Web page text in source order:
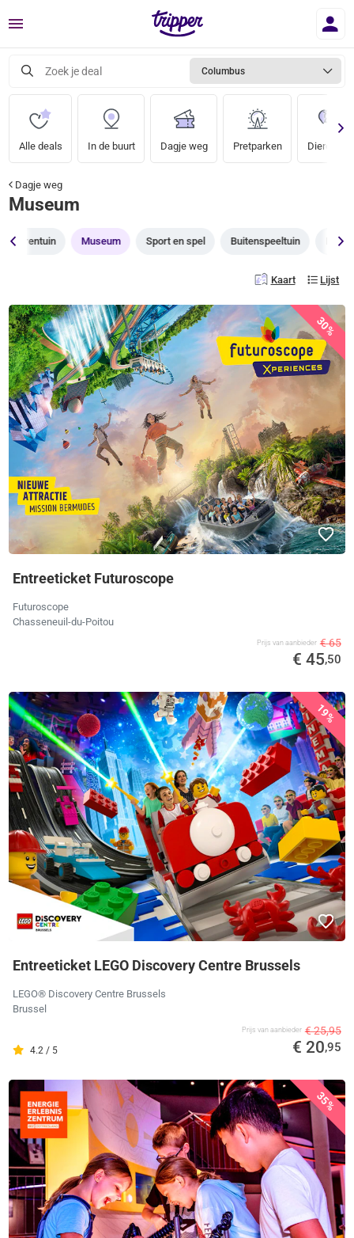
Menu
Zoek je deal Columbus
Alle deals In de buurt Dagje weg Pretparken Dierentuin
Dagje weg
Museum
Dierentuin Museum Sport en spel Buitenspeeltuin
Kaart Lijst
30%
Entreeticket Futuroscope
Futuroscope
Chasseneuil-du-Poitou
Prijs van aanbieder € 65
€ 45,50
19%
Entreeticket LEGO Discovery Centre Brussels
LEGO® Discovery Centre Brussels
Brussel
4.2 / 5
Prijs van aanbieder € 25,95
€ 20,95
35%